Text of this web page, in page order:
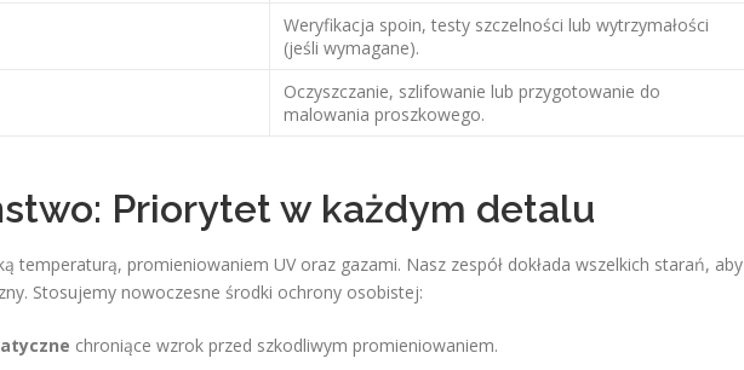
Weryfikacja spoin, testy szczelności lub wytrzymałości
(jeśli wymagane).
Oczyszczanie, szlifowanie lub przygotowanie do
malowania proszkowego.
Priorytet w każdym detalu
temperaturą, promieniowaniem UV oraz gazami. Nasz zespół dokłada wszelkich starań, aby
Stosujemy nowoczesne środki ochrony osobistej:
chroniące wzrok przed szkodliwym promieniowaniem.